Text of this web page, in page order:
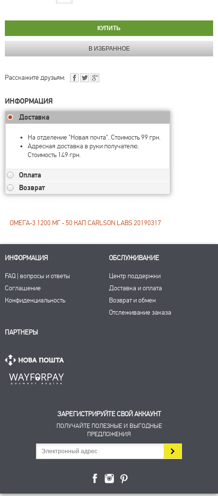
Расскажите друзьям:
ИНФОРМАЦИЯ
Доставка
На отделение "Новая почта". Стоимость 99 грн.
Адресная доставка в руки получателю.
Стоимость 149 грн.
Оплата
Возврат
ОМЕГА-3 1200 МГ - 50 КАП CARLSON LABS 20190317
ИНФОРМАЦИЯ
FAQ | вопросы и ответы
Соглашение
Конфиденциальность
ОБСЛУЖИВАНИЕ
Центр поддержки
Доставка и оплата
Возврат и обмен
Отслеживание заказа
ПАРТНЕРЫ
ЗАРЕГИСТРИРУЙТЕ СВОЙ АККАУНТ
ПОЛУЧАЙТЕ ПОЛЕЗНЫЕ И ВЫГОДНЫЕ
ПРЕДЛОЖЕНИЯ